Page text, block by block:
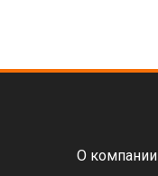
О компании